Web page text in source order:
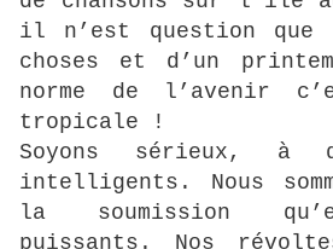
il n’est question
choses et d’un
norme de l’avenir
tropicale !
Soyons sérieux, à
intelligents. Nous
la soumission
puissants. Nos